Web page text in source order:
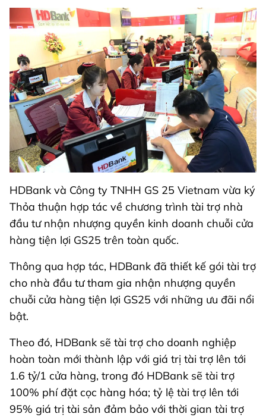
HDBank và Công ty TNHH GS 25 Vietnam vừa ký
Thỏa thuận hợp tác về chương trình tài trợ nhà
đầu tư nhận nhượng quyền kinh doanh chuỗi cửa
hàng tiện lợi GS25 trên toàn quốc.
Thông qua hợp tác, HDBank đã thiết kế gói tài trợ
cho nhà đầu tư tham gia nhận nhượng quyền
chuỗi cửa hàng tiện lợi GS25 với những ưu đãi nổi
bật.
Theo đó, HDBank sẽ tài trợ cho doanh nghiệp
hoàn toàn mới thành lập với giá trị tài trợ lên tới
1.6 tỷ/1 cửa hàng, trong đó HDBank sẽ tài trợ
100% phí đặt cọc hàng hóa; tỷ lệ tài trợ lên tới
95% giá trị tài sản đảm bảo với thời gian tài trợ